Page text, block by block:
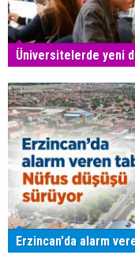
Üniversitelerde yeni
Erzincan'da alarm